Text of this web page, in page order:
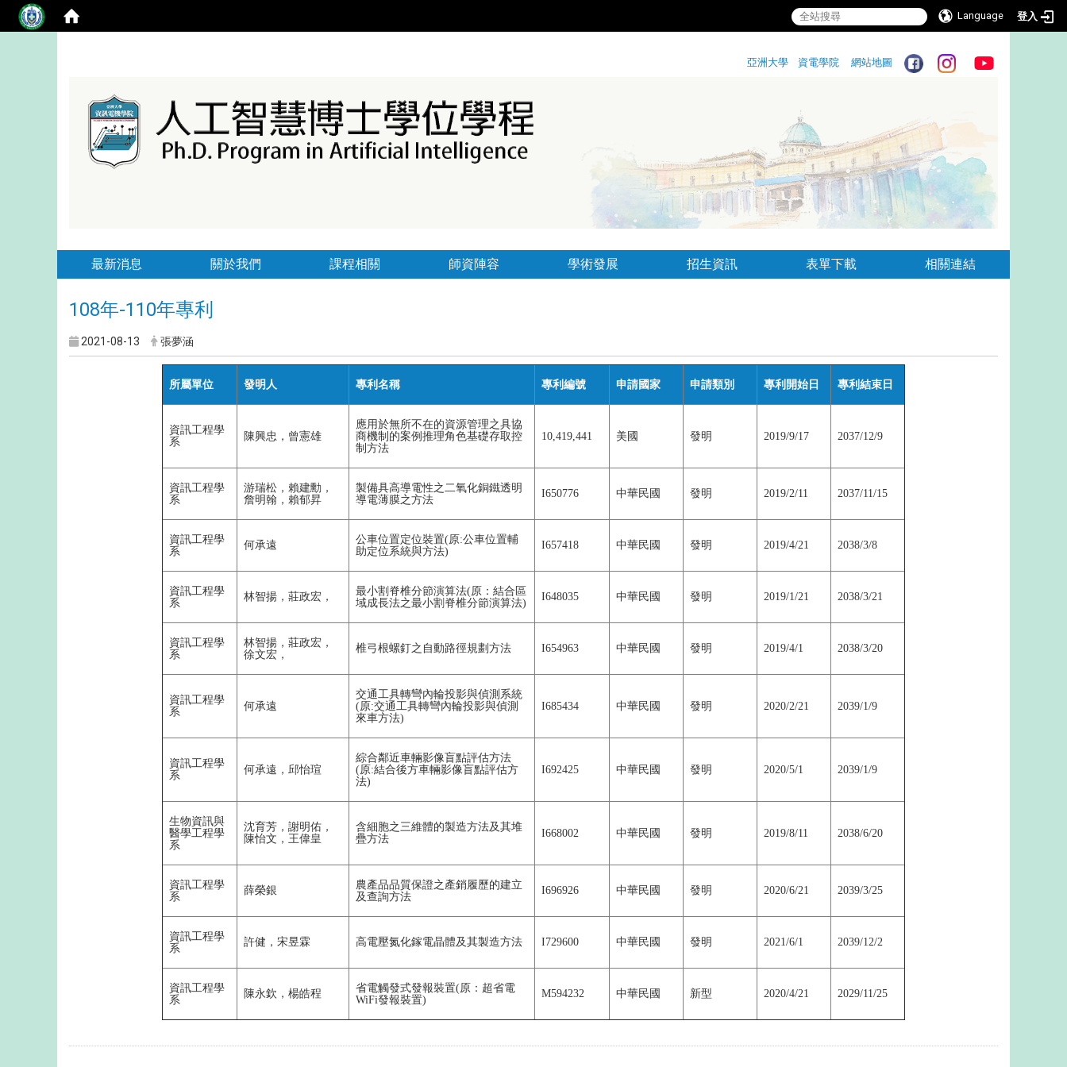
Language 登入
亞洲大學
資電學院 網站地圖
最新消息 關於我們 課程相關 師資陣容 學術發展 招生資訊 表單下載 相關連結
108年-110年專利
2021-08-13 張夢涵
所屬單位 發明人 專利名稱 專利編號 申請國家 申請類別 專利開始日 專利結束日
資訊工程學
系
陳興忠，曾憲雄
應用於無所不在的資源管理之具協
商機制的案例推理角色基礎存取控
制方法
10,419,441 美國 發明 2019/9/17 2037/12/9
資訊工程學
系
游瑞松，賴建勳，
詹明翰，賴郁昇
製備具高導電性之二氧化銅鐵透明
導電薄膜之方法
I650776 中華民國 發明 2019/2/11 2037/11/15
資訊工程學
系
何承遠
公車位置定位裝置(原:公車位置輔
助定位系統與方法)
I657418 中華民國 發明 2019/4/21 2038/3/8
資訊工程學
系
林智揚，莊政宏，
最小割脊椎分節演算法(原：結合區
域成長法之最小割脊椎分節演算法)
I648035 中華民國 發明 2019/1/21 2038/3/21
資訊工程學
系
林智揚，莊政宏，
徐文宏，
椎弓根螺釘之自動路徑規劃方法 I654963 中華民國 發明 2019/4/1 2038/3/20
資訊工程學
系
何承遠
交通工具轉彎內輪投影與偵測系統
(原:交通工具轉彎內輪投影與偵測
來車方法)
I685434 中華民國 發明 2020/2/21 2039/1/9
資訊工程學
系
何承遠，邱怡瑄
綜合鄰近車輛影像盲點評估方法
(原:結合後方車輛影像盲點評估方
法)
I692425 中華民國 發明 2020/5/1 2039/1/9
生物資訊與
醫學工程學
系
沈育芳，謝明佑，
陳怡文，王偉皇
含細胞之三維體的製造方法及其堆
疊方法
I668002 中華民國 發明 2019/8/11 2038/6/20
資訊工程學
系
薛榮銀
農產品品質保證之產銷履歷的建立
及查詢方法
I696926 中華民國 發明 2020/6/21 2039/3/25
資訊工程學
系
許健，宋昱霖 高電壓氮化鎵電晶體及其製造方法 I729600 中華民國 發明 2021/6/1 2039/12/2
資訊工程學
系
陳永欽，楊皓程
省電觸發式發報裝置(原：超省電
WiFi發報裝置)
M594232 中華民國 新型 2020/4/21 2029/11/25